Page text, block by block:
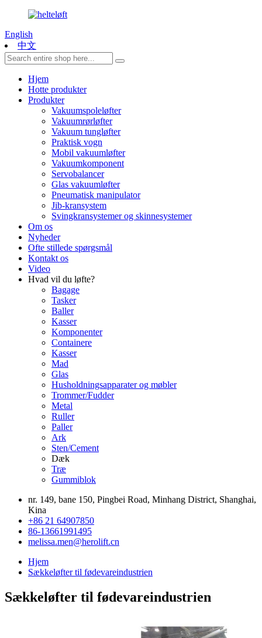
English
中文
Hjem
Hotte produkter
Produkter
Vakuumspoleløfter
Vakuumrørløfter
Vakuum tungløfter
Praktisk vogn
Mobil vakuumløfter
Vakuumkomponent
Servobalancer
Glas vakuumløfter
Pneumatisk manipulator
Jib-kransystem
Svingkransystemer og skinnesystemer
Om os
Nyheder
Ofte stillede spørgsmål
Kontakt os
Video
Hvad vil du løfte?
Bagage
Tasker
Baller
Kasser
Komponenter
Containere
Kasser
Mad
Glas
Husholdningsapparater og møbler
Trommer/Fudder
Metal
Ruller
Paller
Ark
Sten/Cement
Dæk
Træ
Gummiblok
nr. 149, bane 150, Pingbei Road, Minhang District, Shanghai,
Kina
+86 21 64907850
86-13661991495
melissa.men@herolift.cn
Hjem
Sækkeløfter til fødevareindustrien
Sækkeløfter til fødevareindustrien